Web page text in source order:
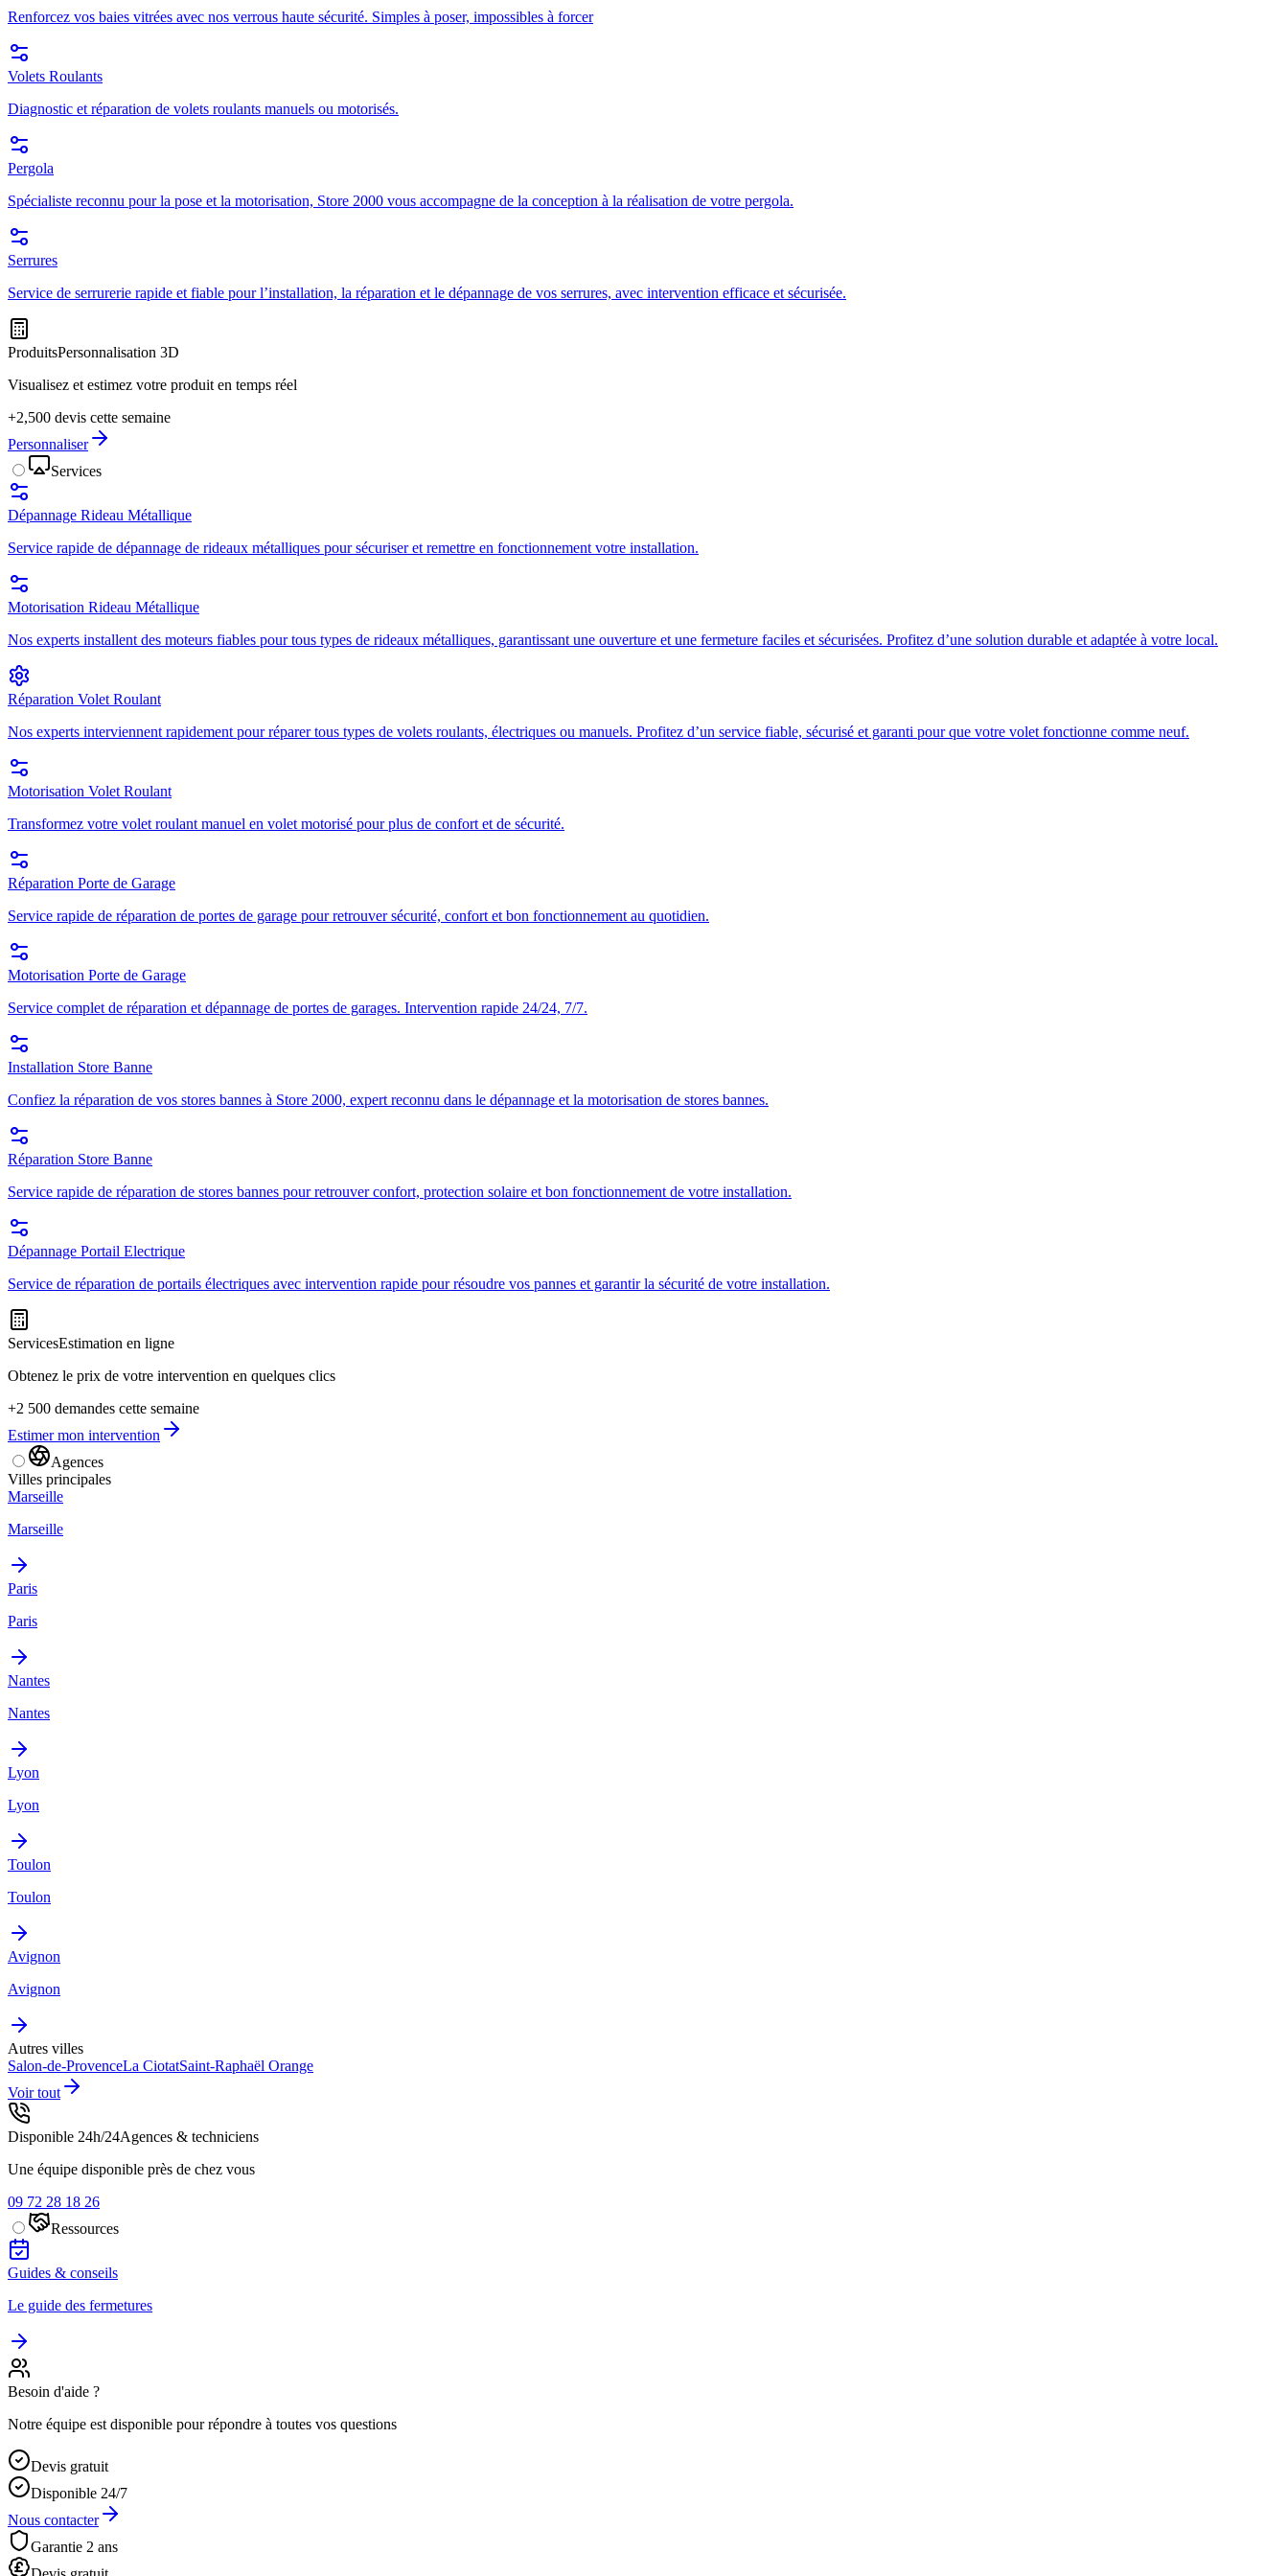
Renforcez vos baies vitrées avec nos verrous haute sécurité. Simples à poser, impossibles à forcer
Volets Roulants
Diagnostic et réparation de volets roulants manuels ou motorisés.
Pergola
Spécialiste reconnu pour la pose et la motorisation, Store 2000 vous accompagne de la conception à la réalisation de votre pergola.
Serrures
Service de serrurerie rapide et fiable pour l’installation, la réparation et le dépannage de vos serrures, avec intervention efficace et sécurisée.
ProduitsPersonnalisation 3D
Visualisez et estimez votre produit en temps réel
+2,500 devis cette semaine
Personnaliser
Services
Dépannage Rideau Métallique
Service rapide de dépannage de rideaux métalliques pour sécuriser et remettre en fonctionnement votre installation.
Motorisation Rideau Métallique
Nos experts installent des moteurs fiables pour tous types de rideaux métalliques, garantissant une ouverture et une fermeture faciles et sécurisées. Profitez d’une solution durable et adaptée à votre local.
Réparation Volet Roulant
Nos experts interviennent rapidement pour réparer tous types de volets roulants, électriques ou manuels. Profitez d’un service fiable, sécurisé et garanti pour que votre volet fonctionne comme neuf.
Motorisation Volet Roulant
Transformez votre volet roulant manuel en volet motorisé pour plus de confort et de sécurité.
Réparation Porte de Garage
Service rapide de réparation de portes de garage pour retrouver sécurité, confort et bon fonctionnement au quotidien.
Motorisation Porte de Garage
Service complet de réparation et dépannage de portes de garages. Intervention rapide 24/24, 7/7.
Installation Store Banne
Confiez la réparation de vos stores bannes à Store 2000, expert reconnu dans le dépannage et la motorisation de stores bannes.
Réparation Store Banne
Service rapide de réparation de stores bannes pour retrouver confort, protection solaire et bon fonctionnement de votre installation.
Dépannage Portail Electrique
Service de réparation de portails électriques avec intervention rapide pour résoudre vos pannes et garantir la sécurité de votre installation.
ServicesEstimation en ligne
Obtenez le prix de votre intervention en quelques clics
+2 500 demandes cette semaine
Estimer mon intervention
Agences
Villes principales
Marseille
Marseille
Paris
Paris
Nantes
Nantes
Lyon
Lyon
Toulon
Toulon
Avignon
Avignon
Autres villes
Salon-de-ProvenceLa CiotatSaint-Raphaël Orange
Voir tout
Disponible 24h/24Agences & techniciens
Une équipe disponible près de chez vous
09 72 28 18 26
Ressources
Guides & conseils
Le guide des fermetures
Besoin d'aide ?
Notre équipe est disponible pour répondre à toutes vos questions
Devis gratuit
Disponible 24/7
Nous contacter
Garantie 2 ans